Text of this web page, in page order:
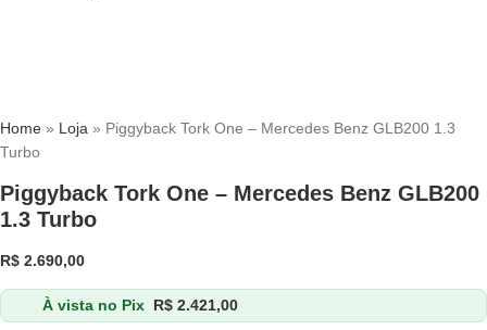
Home » Loja » Piggyback Tork One – Mercedes Benz GLB200 1.3
Turbo
Piggyback Tork One – Mercedes Benz GLB200
1.3 Turbo
R$ 2.690,00
À vista no Pix R$2.421,00